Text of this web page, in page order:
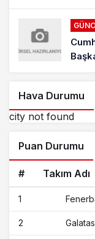
Hava Durumu
city not found
Puan Durumu
# Takım Adı
1
2